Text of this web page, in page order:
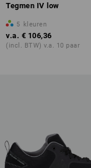
Tegmen IV low
5 kleuren
v.a. € 106,36
(incl. BTW) v.a. 10 paar